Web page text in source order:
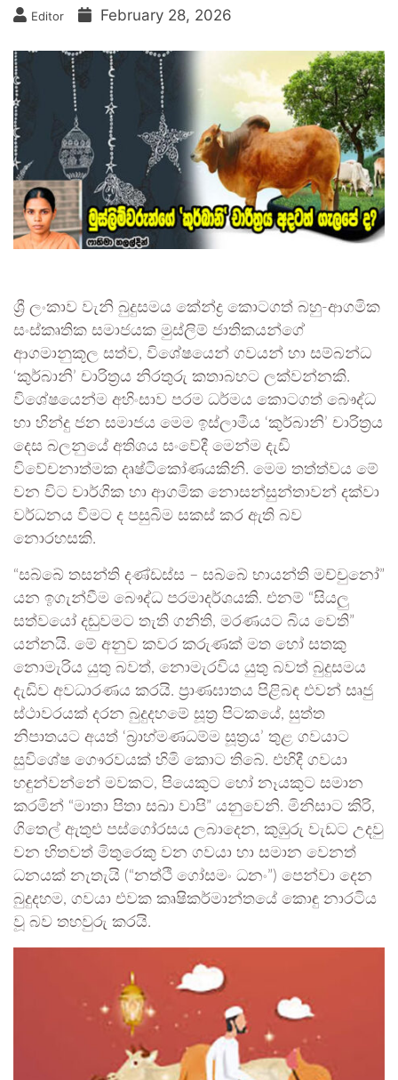
Editor February 28, 2026
ශ්‍රී ලංකාව වැනි බුදුසමය කේන්ද්‍ර කොටගත් බහු-ආගමික
සංස්කෘතික සමාජයක මුස්ලිම් ජාතිකයන්ගේ
ආගමානුකූල සත්ව, විශේෂයෙන් ගවයන් හා සම්බන්ධ
‘කුර්බානි’ චාරිත්‍රය නිරතුරු කතාබහට ලක්වන්නකි.
විශේෂයෙන්ම අහිංසාව පරම ධර්මය කොටගත් බෞද්ධ
හා හින්දු ජන සමාජය මෙම ඉස්ලාමීය ‘කුර්බානි’ චාරිත්‍රය
දෙස බලනුයේ අතිශය සංවේදී මෙන්ම දැඩි
විවේචනාත්මක දෘෂ්ටිකෝණයකිනි. මෙම තත්ත්වය මේ
වන විට වාර්ගික හා ආගමික නොසන්සුන්තාවන් දක්වා
වර්ධනය වීමට ද පසුබිම සකස් කර ඇති බව
නොරහසකි.
“සබ්බේ තසන්ති දණ්ඩස්ස – සබ්බේ භායන්ති මච්චුනෝ”
යන ඉගැන්වීම බෞද්ධ පරමාදර්ශයකි. එනම් “සියලු
සත්වයෝ දඬුවමට තැති ගනිති, මරණයට බිය වෙති”
යන්නයි. මේ අනුව කවර කරුණක් මත හෝ සතකු
නොමැරිය යුතු බවත්, නොමැරවිය යුතු බවත් බුදුසමය
දැඩිව අවධාරණය කරයි. ප්‍රාණඝාතය පිළිබඳ එවන් සෘජු
ස්ථාවරයක් දරන බුදුදහමේ සූත්‍ර පිටකයේ, සුත්ත
නිපාතයට අයත් ‘බ්‍රාහ්මණධම්ම සූත්‍රය’ තුළ ගවයාට
සුවිශේෂ ගෞරවයක් හිමි කොට තිබේ. එහිදී ගවයා
හඳුන්වන්නේ මවකට, පියෙකුට හෝ නෑයකුට සමාන
කරමින් “මාතා පිතා සඛා වාපි” යනුවෙනි. මිනිසාට කිරි,
ගිතෙල් ඇතුළු පස්ගෝරසය ලබාදෙන, කුඹුරු වැඩට උදවු
වන හිතවත් මිතුරෙකු වන ගවයා හා සමාන වෙනත්
ධනයක් නැතැයි (“නත්ථි ගෝසමං ධනං”) පෙන්වා දෙන
බුදුදහම, ගවයා එවක කෘෂිකර්මාන්තයේ කොඳු නාරටිය
වූ බව තහවුරු කරයි.